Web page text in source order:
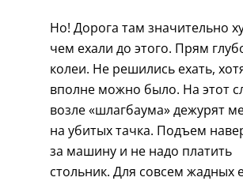
Но! Дорога там значительно
чем ехали до этого. Прям
колеи. Не решились ехать,
вполне можно было. На этот
возле «шлагбаума» дежурят
на убитых тачка. Подъем
за машину и не надо платить
стольник. Для совсем жадных